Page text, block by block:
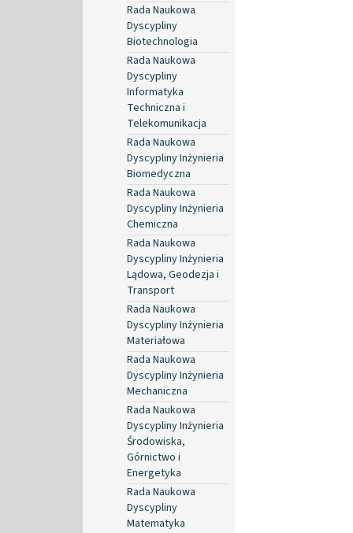
Rada Naukowa
Dyscypliny
Biotechnologia
Rada Naukowa
Dyscypliny
Informatyka
Techniczna i
Telekomunikacja
Rada Naukowa
Dyscypliny Inżynieria
Biomedyczna
Rada Naukowa
Dyscypliny Inżynieria
Chemiczna
Rada Naukowa
Dyscypliny Inżynieria
Lądowa, Geodezja i
Transport
Rada Naukowa
Dyscypliny Inżynieria
Materiałowa
Rada Naukowa
Dyscypliny Inżynieria
Mechaniczna
Rada Naukowa
Dyscypliny Inżynieria
Środowiska,
Górnictwo i
Energetyka
Rada Naukowa
Dyscypliny
Matematyka